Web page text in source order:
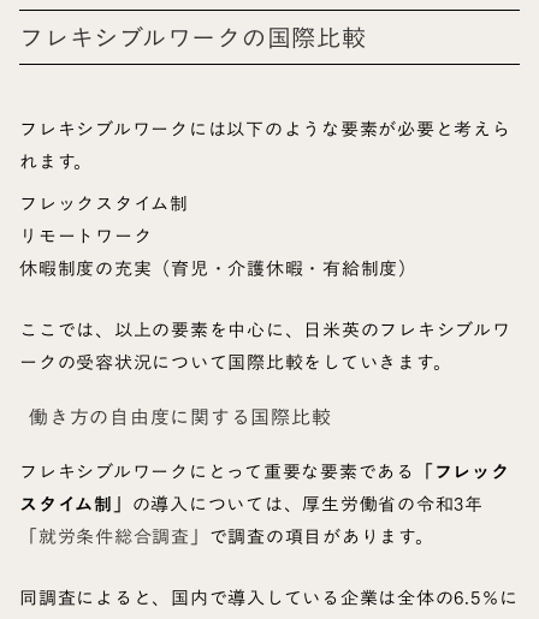
フレキシブルワークの国際比較
フレキシブルワークには以下のような要素が必要と考えら
れます。
フレックスタイム制
リモートワーク
休暇制度の充実（育児・介護休暇・有給制度）
ここでは、以上の要素を中心に、日米英のフレキシブルワ
ークの受容状況について国際比較をしていきます。
働き方の自由度に関する国際比較
フレキシブルワークにとって重要な要素である 「フレック
スタイム制」 の導入については、厚生労働省の令和3年
「就労条件総合調査」で調査の項目があります。
同調査によると、国内で導入している企業は全体の6.5％に